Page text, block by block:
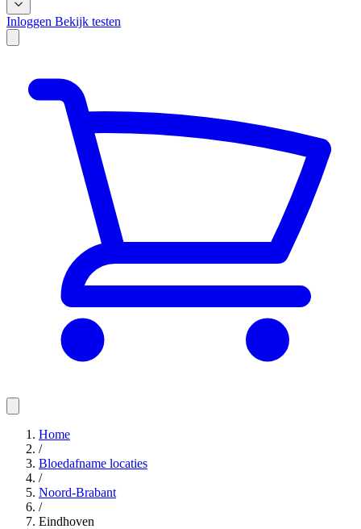
Inloggen Bekijk testen
Home
/
Bloedafname locaties
/
Noord-Brabant
/
Eindhoven